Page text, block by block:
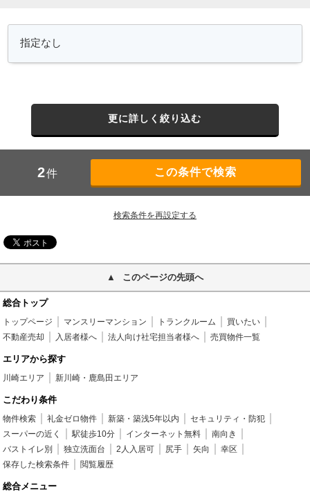
更に詳しく絞り込む
2件
検索条件を再設定する
このページの先頭へ
総合トップ
トップページ マンスリーマンション トランクルーム
買いたい
不動産売却
入居者様へ 法人向け社宅担当者様へ 売買物件一覧
エリアから探す
川崎エリア 新川崎・鹿島田エリア
こだわり条件
物件検索 礼金ゼロ物件 新築・築浅5年以内
セキュリティ・防犯
スーパーの近く
駅徒歩10分 インターネット無料
南向き
バストイレ別
独立洗面台 2人入居可 尻手 矢向
幸区
保存した検索条件
閲覧履歴
総合メニュー